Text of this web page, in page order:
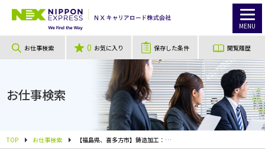
MENU
お仕事検索 0 お気に入り 保存した条件 閲覧履歴
お仕事検索
TOP お仕事検索 【福島県、喜多方市】鋳造加工：鋳造品に係る業務/fuku230728